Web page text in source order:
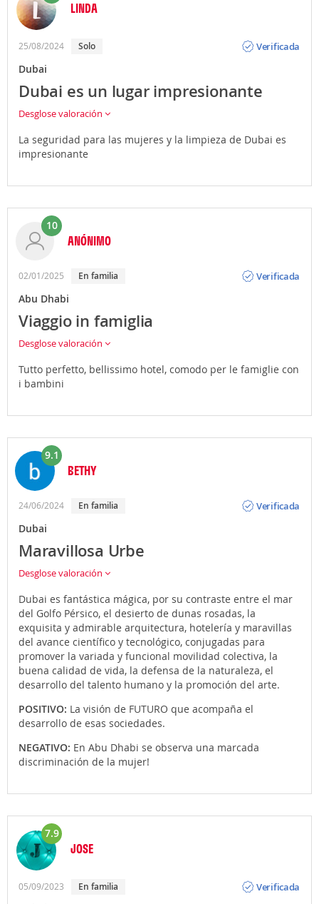
LINDA
25/08/2024 Solo
Verificada
Dubai
Dubai es un lugar impresionante
Desglose valoración
La seguridad para las mujeres y la limpieza de Dubai es
impresionante
10
ANÓNIMO
02/01/2025 En familia
Verificada
Abu Dhabi
Viaggio in famiglia
Desglose valoración
Tutto perfetto, bellissimo hotel, comodo per le famiglie con
i bambini
9.1
BETHY
24/06/2024 En familia
Verificada
Dubai
Maravillosa Urbe
Desglose valoración
Dubai es fantástica mágica, por su contraste entre el mar
del Golfo Pérsico, el desierto de dunas rosadas, la
exquisita y admirable arquitectura, hotelería y maravillas
del avance científico y tecnológico, conjugadas para
promover la variada y funcional movilidad colectiva, la
buena calidad de vida, la defensa de la naturaleza, el
desarrollo del talento humano y la promoción del arte.
POSITIVO: La visión de FUTURO que acompaña el
desarrollo de esas sociedades.
NEGATIVO: En Abu Dhabi se observa una marcada
discriminación de la mujer!
7.9
JOSE
05/09/2023 En familia
Verificada